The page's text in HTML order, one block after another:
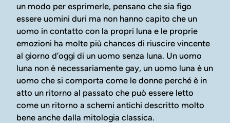
un modo per esprimerle, pensano che sia figo
essere uomini duri ma non hanno capito che un
uomo in contatto con la propri luna e le proprie
emozioni ha molte più chances di riuscire vincente
al giorno d’oggi di un uomo senza luna. Un uomo
luna non è necessariamente gay, un uomo luna è un
uomo che si comporta come le donne perché è in
atto un ritorno al passato che può essere letto
come un ritorno a schemi antichi descritto molto
bene anche dalla mitologia classica.